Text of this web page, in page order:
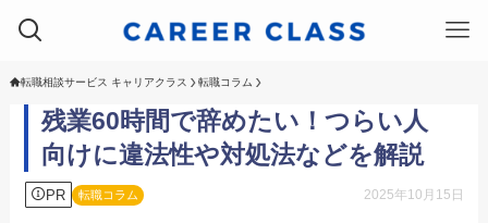
転職相談サービス キャリアクラス 転職コラム
残業60時間で辞めたい！つらい人
向けに違法性や対処法などを解説
PR 転職コラム 2025年10月15日